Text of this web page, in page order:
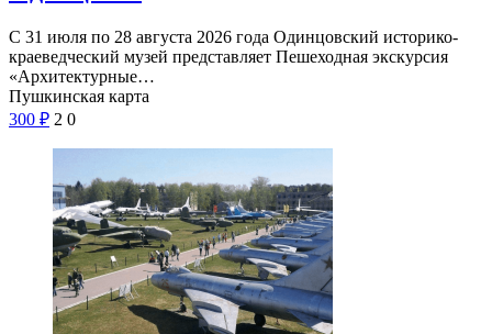
С 31 июля по 28 августа 2026 года Одинцовский историко-
краеведческий музей представляет Пешеходная экскурсия
«Архитектурные…
Пушкинская карта
300 ₽ 2 0